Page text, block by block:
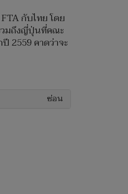
กับไทย โดย
วมถึงญี่ปุ่นที่คณะ
2559 คาดว่าจะ
ซ่อน